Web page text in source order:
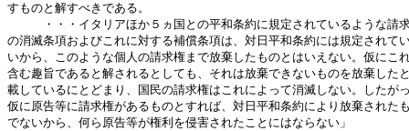
すものと解すべきである。
・・・イタリアほか５ヵ国との平和条約に規定されているような請
の消滅条項およびこれに対する補償条項は、対日平和条約には規定されて
いから、このような個人の請求権まで放棄したものとはいえない。仮にこ
含む趣旨であると解されるとしても、それは放棄できないものを放棄した
載しているにとどまり、国民の請求権はこれによって消滅しない。したが
仮に原告等に請求権があるものとすれば、対日平和条約により放棄された
でないから、何ら原告等が権利を侵害されたことにはならない」